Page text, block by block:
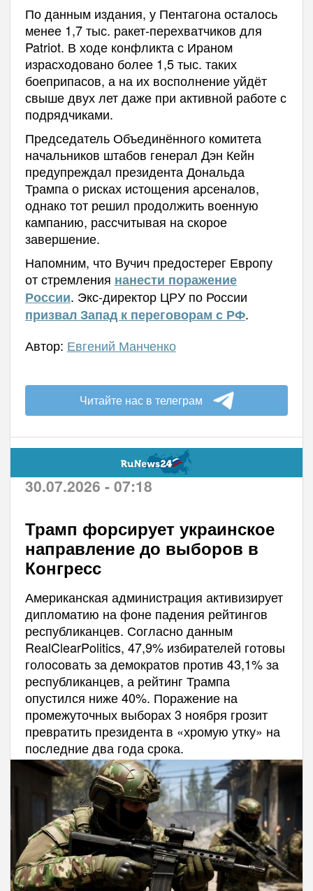
По данным издания, у Пентагона осталось
менее 1,7 тыс. ракет-перехватчиков для
Patriot. В ходе конфликта с Ираном
израсходовано более 1,5 тыс. таких
боеприпасов, а на их восполнение уйдёт
свыше двух лет даже при активной работе с
подрядчиками.
Председатель Объединённого комитета
начальников штабов генерал Дэн Кейн
предупреждал президента Дональда
Трампа о рисках истощения арсеналов,
однако тот решил продолжить военную
кампанию, рассчитывая на скорое
завершение.
Напомним, что Вучич предостерег Европу
от стремления нанести поражение
России. Экс-директор ЦРУ по России
призвал Запад к переговорам с РФ.
Автор: Евгений Манченко
Читайте нас в телеграм
30.07.2026 - 07:18
Трамп форсирует украинское
направление до выборов в
Конгресс
Американская администрация активизирует
дипломатию на фоне падения рейтингов
республиканцев. Согласно данным
RealClearPolitics, 47,9% избирателей готовы
голосовать за демократов против 43,1% за
республиканцев, а рейтинг Трампа
опустился ниже 40%. Поражение на
промежуточных выборах 3 ноября грозит
превратить президента в «хромую утку» на
последние два года срока.